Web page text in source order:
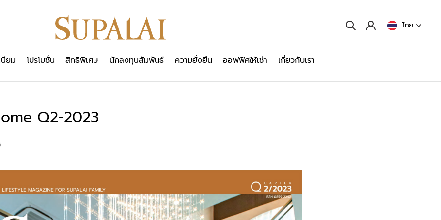
ยม โปรโมชั่น สิทธิพิเศษ นักลงทุนสัมพันธ์ ความยั่งยืน ออฟฟิศให้เช่า เกี่ยวกับเรา
ไทย
Q2-2023